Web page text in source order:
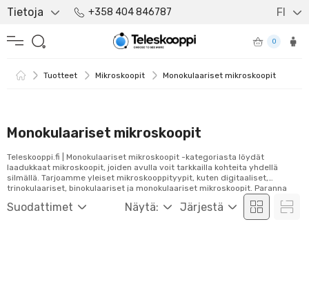
Tietoja +358 404 846787 FI
0
Tuotteet Mikroskoopit Monokulaariset mikroskoopit
Monokulaariset mikroskoopit
Suodattimet Näytä: Järjestä
Teleskooppi.fi | Monokulaariset mikroskoopit -kategoriasta löydät
laadukkaat mikroskoopit, joiden avulla voit tarkkailla kohteita yhdellä
silmällä. Tarjoamme yleiset mikroskooppityypit, kuten digitaaliset,
trinokulaariset, binokulaariset ja monokulaariset mikroskoopit. Paranna
tutkimuksiasi ja analysointiasi monokulaarisilla mikroskoopeilla. Tutustu
valikoimaamme ja tilaa helposti verkosta!